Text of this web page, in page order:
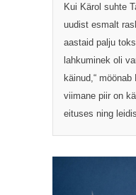
Kui Kärol suhte
uudist esmalt
aastaid palju
lahkuminek oli
käinud,“
viimane piir on
eituses ning